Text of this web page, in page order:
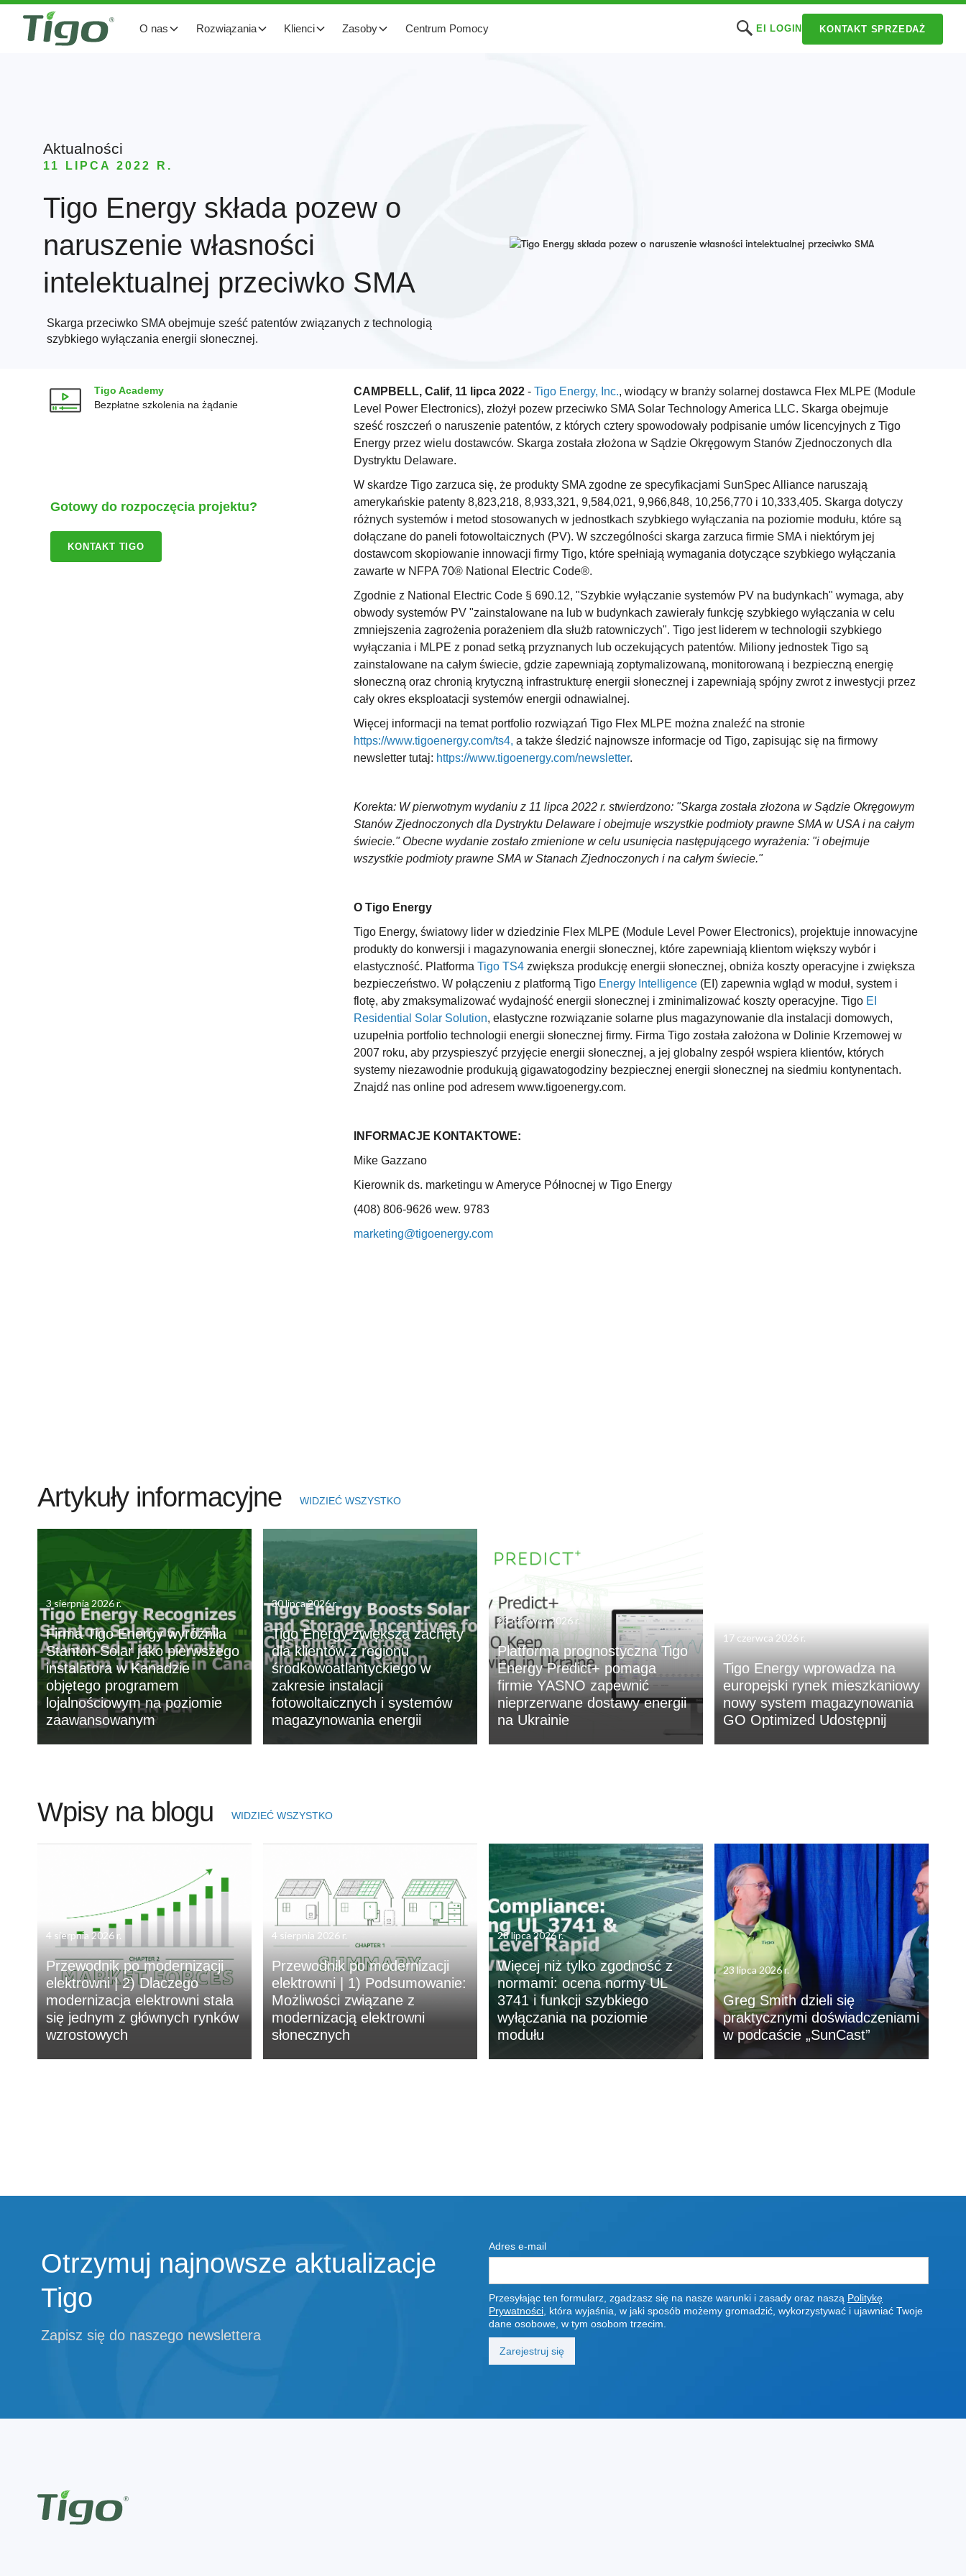
O nas Rozwiązania Klienci Zasoby Centrum Pomocy EI LOGIN KONTAKT SPRZEDAŻ
Aktualności
11 LIPCA 2022 R.
Tigo Energy składa pozew o
naruszenie własności
intelektualnej przeciwko SMA
Skarga przeciwko SMA obejmuje sześć patentów związanych z technologią
szybkiego wyłączania energii słonecznej.
Tigo Academy
Bezpłatne szkolenia na żądanie
Gotowy do rozpoczęcia projektu?
KONTAKT TIGO
CAMPBELL, Calif, 11 lipca 2022- Tigo Energy, Inc., wiodący w branży solarnej dostawca Flex MLPE (Module
Level Power Electronics), złożył pozew przeciwko SMA Solar Technology America LLC. Skarga obejmuje
sześć roszczeń o naruszenie patentów, z których cztery spowodowały podpisanie umów licencyjnych z Tigo
Energy przez wielu dostawców. Skarga została złożona w Sądzie Okręgowym Stanów Zjednoczonych dla
Dystryktu Delaware.
W skardze Tigo zarzuca się, że produkty SMA zgodne ze specyfikacjami SunSpec Alliance naruszają
amerykańskie patenty 8,823,218, 8,933,321, 9,584,021, 9,966,848, 10,256,770 i 10,333,405. Skarga dotyczy
różnych systemów i metod stosowanych w jednostkach szybkiego wyłączania na poziomie modułu, które są
dołączane do paneli fotowoltaicznych (PV). W szczególności skarga zarzuca firmie SMA i niektórym jej
dostawcom skopiowanie innowacji firmy Tigo, które spełniają wymagania dotyczące szybkiego wyłączania
zawarte w NFPA 70® National Electric Code®.
Zgodnie z National Electric Code § 690.12, "Szybkie wyłączanie systemów PV na budynkach" wymaga, aby
obwody systemów PV "zainstalowane na lub w budynkach zawierały funkcję szybkiego wyłączania w celu
zmniejszenia zagrożenia porażeniem dla służb ratowniczych". Tigo jest liderem w technologii szybkiego
wyłączania i MLPE z ponad setką przyznanych lub oczekujących patentów. Miliony jednostek Tigo są
zainstalowane na całym świecie, gdzie zapewniają zoptymalizowaną, monitorowaną i bezpieczną energię
słoneczną oraz chronią krytyczną infrastrukturę energii słonecznej i zapewniają spójny zwrot z inwestycji przez
cały okres eksploatacji systemów energii odnawialnej.
Więcej informacji na temat portfolio rozwiązań Tigo Flex MLPE można znaleźć na stronie
https://www.tigoenergy.com/ts4, a także śledzić najnowsze informacje od Tigo, zapisując się na firmowy
newsletter tutaj: https://www.tigoenergy.com/newsletter.
Korekta: W pierwotnym wydaniu z 11 lipca 2022 r. stwierdzono: "Skarga została złożona w Sądzie Okręgowym
Stanów Zjednoczonych dla Dystryktu Delaware i obejmuje wszystkie podmioty prawne SMA w USA i na całym
świecie." Obecne wydanie zostało zmienione w celu usunięcia następującego wyrażenia: "i obejmuje
wszystkie podmioty prawne SMA w Stanach Zjednoczonych i na całym świecie."
O Tigo Energy
Tigo Energy, światowy lider w dziedzinie Flex MLPE (Module Level Power Electronics), projektuje innowacyjne
produkty do konwersji i magazynowania energii słonecznej, które zapewniają klientom większy wybór i
elastyczność. Platforma Tigo TS4zwiększa produkcję energii słonecznej, obniża koszty operacyjne i zwiększa
bezpieczeństwo. W połączeniu z platformą Tigo Energy Intelligence(EI) zapewnia wgląd w moduł, system i
flotę, aby zmaksymalizować wydajność energii słonecznej i zminimalizować koszty operacyjne. Tigo EI
Residential Solar Solution, elastyczne rozwiązanie solarne plus magazynowanie dla instalacji domowych,
uzupełnia portfolio technologii energii słonecznej firmy. Firma Tigo została założona w Dolinie Krzemowej w
2007 roku, aby przyspieszyć przyjęcie energii słonecznej, a jej globalny zespół wspiera klientów, których
systemy niezawodnie produkują gigawatogodziny bezpiecznej energii słonecznej na siedmiu kontynentach.
Znajdź nas online pod adresem www.tigoenergy.com.
INFORMACJE KONTAKTOWE:
Mike Gazzano
Kierownik ds. marketingu w Ameryce Północnej w Tigo Energy
(408) 806-9626 wew. 9783
marketing@tigoenergy.com
Artykuły informacyjne WIDZIEĆ WSZYSTKO
3 sierpnia 2026 r.
Firma Tigo Energy wyróżniła
Stanton Solar jako pierwszego
instalatora w Kanadzie
objętego programem
lojalnościowym na poziomie
zaawansowanym
30 lipca 2026 r.
Tigo Energy zwiększa zachęty
dla klientów z regionu
środkowoatlantyckiego w
zakresie instalacji
fotowoltaicznych i systemów
magazynowania energii
23 czerwca 2026 r.
Platforma prognostyczna Tigo
Energy Predict+ pomaga
firmie YASNO zapewnić
nieprzerwane dostawy energii
na Ukrainie
17 czerwca 2026 r.
Tigo Energy wprowadza na
europejski rynek mieszkaniowy
nowy system magazynowania
GO Optimized Udostępnij
Wpisy na blogu WIDZIEĆ WSZYSTKO
4 sierpnia 2026 r.
Przewodnik po modernizacji
elektrowni | 2) Dlaczego
modernizacja elektrowni stała
się jednym z głównych rynków
wzrostowych
4 sierpnia 2026 r.
Przewodnik po modernizacji
elektrowni | 1) Podsumowanie:
Możliwości związane z
modernizacją elektrowni
słonecznych
28 lipca 2026 r.
Więcej niż tylko zgodność z
normami: ocena normy UL
3741 i funkcji szybkiego
wyłączania na poziomie
modułu
23 lipca 2026 r.
Greg Smith dzieli się
praktycznymi doświadczeniami
w podcaście „SunCast”
Otrzymuj najnowsze aktualizacje
Tigo
Zapisz się do naszego newslettera
Adres e-mail
Przesyłając ten formularz, zgadzasz się na nasze warunki i zasady oraz naszą Politykę
Prywatności , która wyjaśnia, w jaki sposób możemy gromadzić, wykorzystywać i ujawniać Twoje
dane osobowe, w tym osobom trzecim.